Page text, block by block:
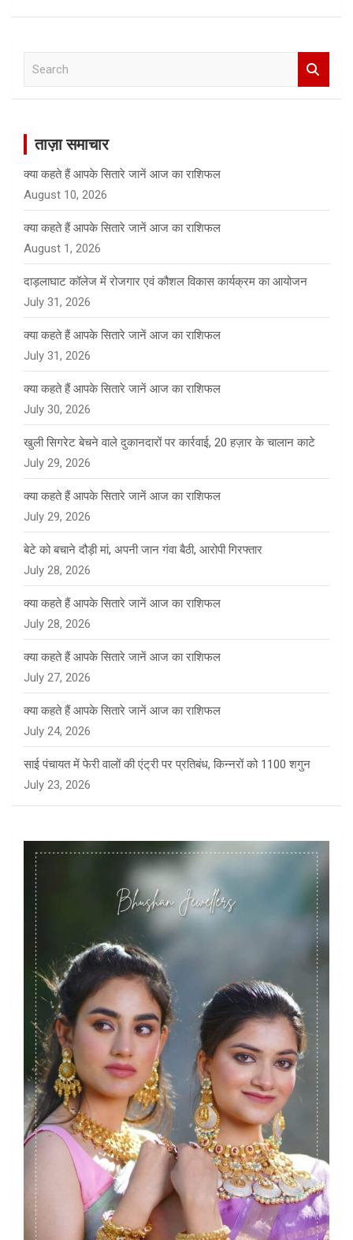
ताज़ा समाचार
क्या कहते हैं आपके सितारे जानें आज का राशिफल
August 10, 2026
क्या कहते हैं आपके सितारे जानें आज का राशिफल
August 1, 2026
दाड़लाघाट कॉलेज में रोजगार एवं कौशल विकास कार्यक्रम का आयोजन
July 31, 2026
क्या कहते हैं आपके सितारे जानें आज का राशिफल
July 31, 2026
क्या कहते हैं आपके सितारे जानें आज का राशिफल
July 30, 2026
खुली सिगरेट बेचने वाले दुकानदारों पर कार्रवाई, 20 हज़ार के चालान काटे
July 29, 2026
क्या कहते हैं आपके सितारे जानें आज का राशिफल
July 29, 2026
बेटे को बचाने दौड़ी मां, अपनी जान गंवा बैठी, आरोपी गिरफ्तार
July 28, 2026
क्या कहते हैं आपके सितारे जानें आज का राशिफल
July 28, 2026
क्या कहते हैं आपके सितारे जानें आज का राशिफल
July 27, 2026
क्या कहते हैं आपके सितारे जानें आज का राशिफल
July 24, 2026
साई पंचायत में फेरी वालों की एंट्री पर प्रतिबंध, किन्नरों को 1100 शगुन
July 23, 2026